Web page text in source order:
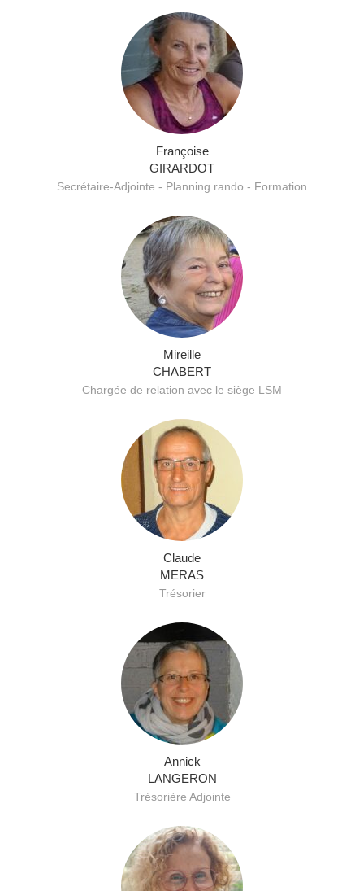
Françoise
GIRARDOT
Secrétaire-Adjointe - Planning rando - Formation
Mireille
CHABERT
Chargée de relation avec le siège LSM
Claude
MERAS
Trésorier
Annick
LANGERON
Trésorière Adjointe